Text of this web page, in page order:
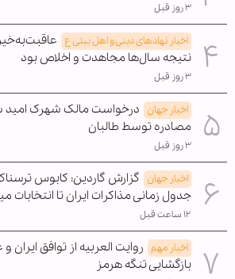
۳ روز قبل
اخبار نهادهای دینی و اهل بیتی ع
نتیجه سال‌ها مجاهدت و اخلاص بود
۳ روز قبل
اخبار جهان درخواست مالک شهرک امید
مصادره توسط طالبان
۳ روز قبل
اخبار جهان گزارش گاردین: کابوس
جدول زمانی مذاکرات ایران تا انتخابات
۱۲ ساعت قبل
اخبار مهم روایت العربیه از توافق
بازگشایی تنگه هرمز